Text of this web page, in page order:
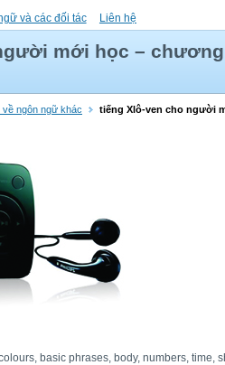
và các đối tác Liên hệ
mới học –
ngôn ngữ khác tiếng Xlô-ven cho người
basic phrases, body, numbers, time,